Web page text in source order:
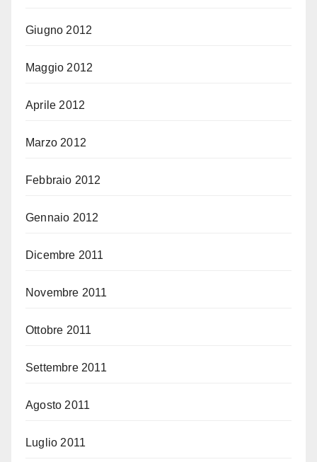
Giugno 2012
Maggio 2012
Aprile 2012
Marzo 2012
Febbraio 2012
Gennaio 2012
Dicembre 2011
Novembre 2011
Ottobre 2011
Settembre 2011
Agosto 2011
Luglio 2011